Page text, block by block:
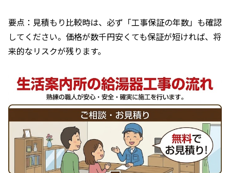
要点：見積もり比較時は、必ず「工事保証の年数」も確認
してください。価格が数千円安くても保証が短ければ、将
来的なリスクが残ります。